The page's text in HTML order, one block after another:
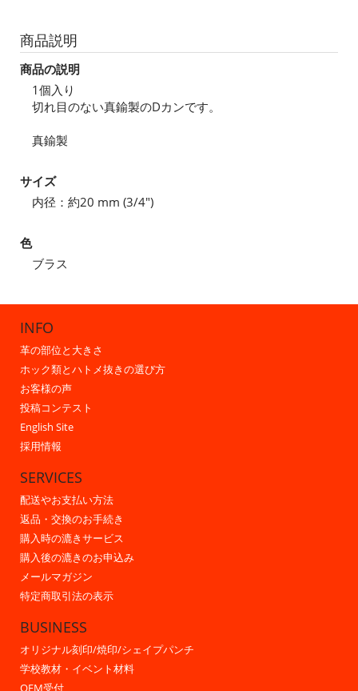
商品説明
商品の説明
1個入り
切れ目のない真鍮製のDカンです。
真鍮製
サイズ
内径：約20 mm (3/4")
色
ブラス
INFO
革の部位と大きさ
ホック類とハトメ抜きの選び方
お客様の声
投稿コンテスト
English Site
採用情報
SERVICES
配送やお支払い方法
返品・交換のお手続き
購入時の漉きサービス
購入後の漉きのお申込み
メールマガジン
特定商取引法の表示
BUSINESS
オリジナル刻印/焼印/シェイプパンチ
学校教材・イベント材料
OEM受付